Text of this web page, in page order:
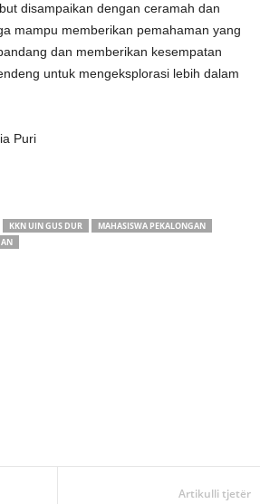
disampaikan dengan ceramah dan
mampu memberikan pemahaman yang
dan memberikan kesempatan
untuk mengeksplorasi lebih dalam
Puri
KKN UIN GUS DUR
MAHASISWA PEKALONGAN
Artikulli tjetër